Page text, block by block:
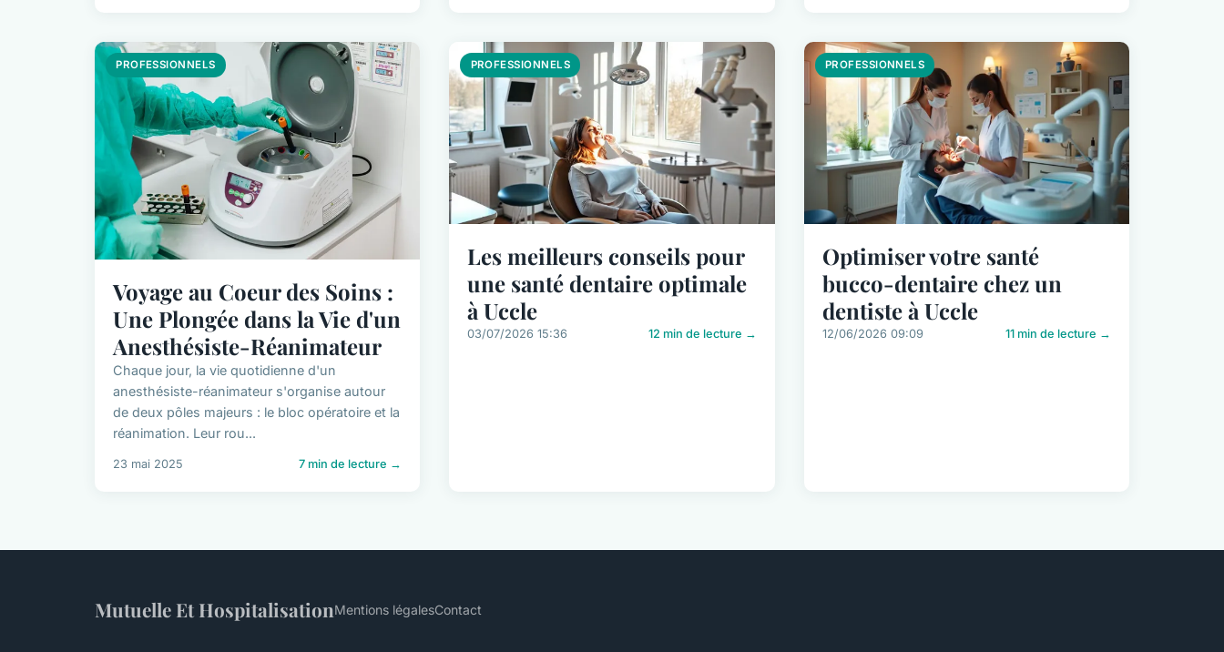
PROFESSIONNELS
Voyage au Coeur des Soins :
Une Plongée dans la Vie d'un
Anesthésiste-Réanimateur
Chaque jour, la vie quotidienne d'un
anesthésiste-réanimateur s'organise autour
de deux pôles majeurs : le bloc opératoire et la
réanimation. Leur rou...
23 mai 2025 7 min de lecture →
PROFESSIONNELS
Les meilleurs conseils pour
une santé dentaire optimale
à Uccle
03/07/2026 15:36 12 min de lecture →
PROFESSIONNELS
Optimiser votre santé
bucco-dentaire chez un
dentiste à Uccle
12/06/2026 09:09 11 min de lecture →
Mutuelle Et HospitalisationMentions légalesContact